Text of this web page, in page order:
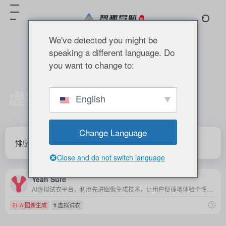
虚拟试衣
排序 发布 更新 浏览 点赞
Yeah Sure
AI图像生成 # 虚拟试衣
We've detected you might be
speaking a different language. Do
you want to change to:
English
Change Language
Close and do not switch language